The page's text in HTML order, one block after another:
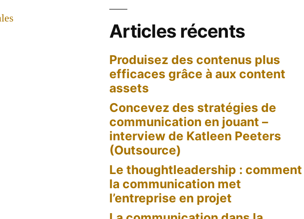
Articles récents
Produisez des contenus plus
efficaces grâce à aux content
assets
Concevez des stratégies de
communication en jouant –
interview de Katleen Peeters
(Outsource)
Le thoughtleadership : comment
la communication met
l’entreprise en projet